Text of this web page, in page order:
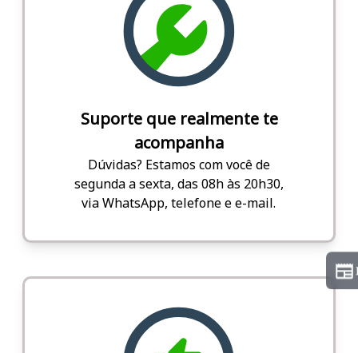
Suporte que realmente te
acompanha
Dúvidas? Estamos com você de
segunda a sexta, das 08h às 20h30,
via WhatsApp, telefone e e-mail.